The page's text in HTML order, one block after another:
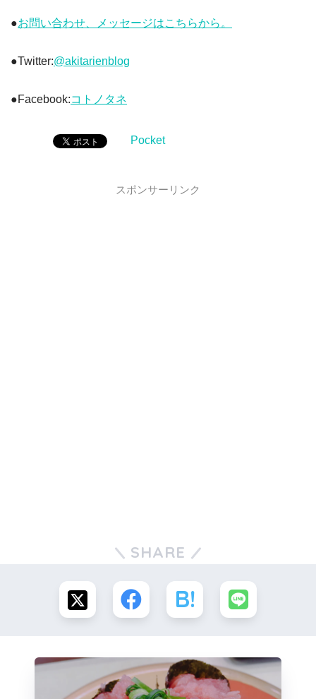
●お問い合わせ、メッセージはこちらから。
●Twitter:@akitarienblog
●Facebook:コトノタネ
Pocket
スポンサーリンク
SHARE